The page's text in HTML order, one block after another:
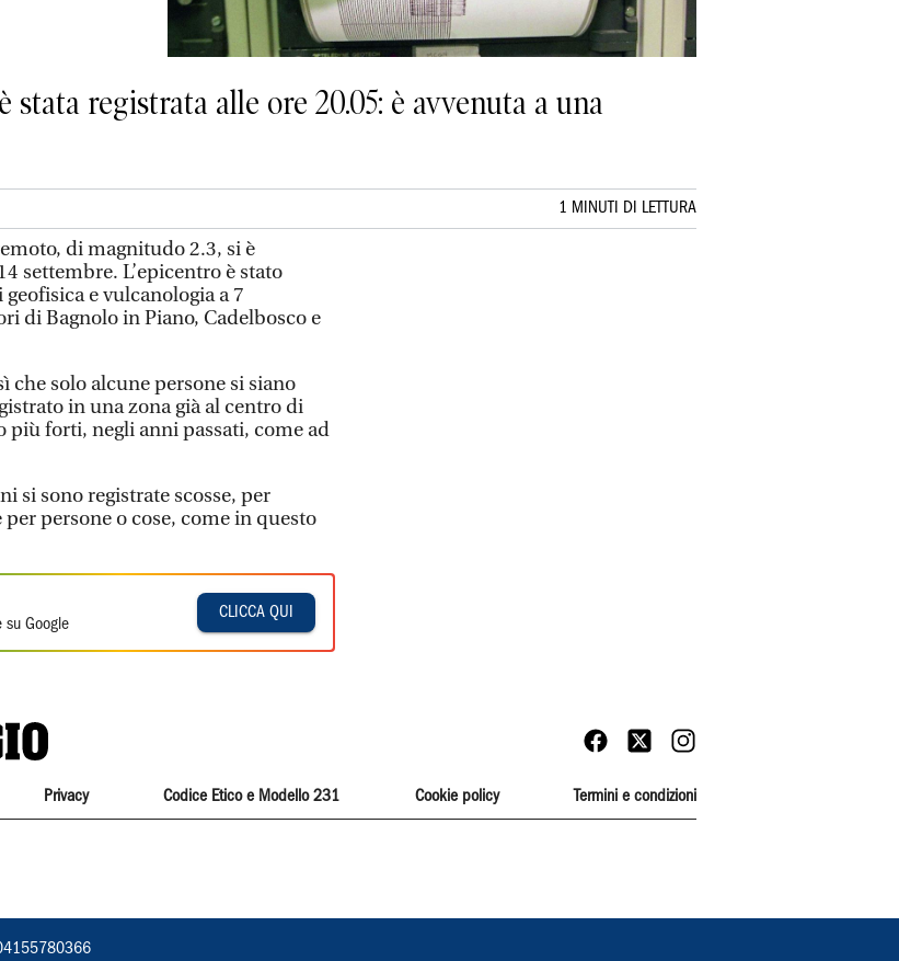
stata registrata alle ore 20.05: è avvenuta a una
1 MINUTI DI LETTURA
di magnitudo 2.3, si è
settembre. L’epicentro è stato
e vulcanologia a 7
di Bagnolo in Piano, Cadelbosco e
che solo alcune persone si siano
in una zona già al centro di
più forti, negli anni passati, come ad
si sono registrate scosse, per
persone o cose, come in questo
Google
CLICCA QUI
Privacy Codice Etico e Modello 231 Cookie policy Termini e condizioni